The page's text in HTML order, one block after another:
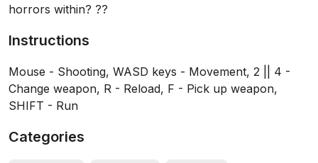
horrors within? ?️?
Instructions
Mouse - Shooting, WASD keys - Movement, 2 || 4 -
Change weapon, R - Reload, F - Pick up weapon,
SHIFT - Run
Categories